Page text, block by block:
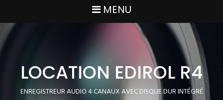
MENU
LOCATION EDIROL R4
ENREGISTREUR AUDIO 4 CANAUX AVEC DISQUE DUR INTÉGRÉ